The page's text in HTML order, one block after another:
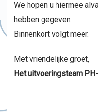
We hopen u hiermee
hebben gegeven.
Binnenkort volgt meer.
Met vriendelijke groet,
Het uitvoeringsteam